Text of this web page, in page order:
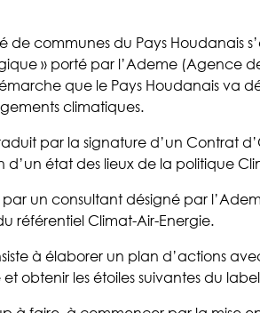
de communes du Pays Houdanais
» porté par l’Ademe (Agence
que le Pays Houdanais va
climatiques.
par la signature d’un Contrat
d’un état des lieux de la politique
un consultant désigné par
référentiel Climat-Air-Energie.
à élaborer un plan d’actions
obtenir les étoiles suivantes du